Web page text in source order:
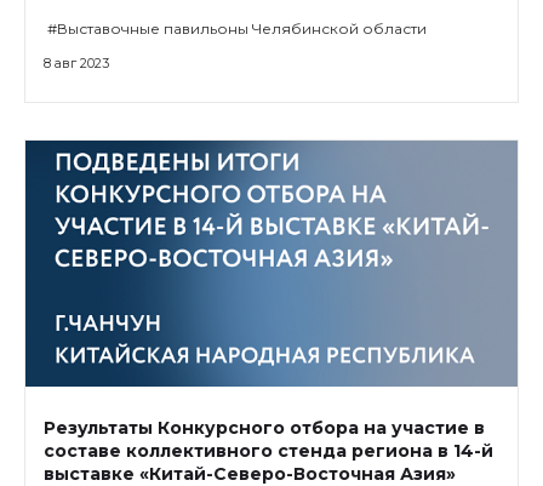
#Выставочные павильоны Челябинской области
8 авг 2023
Результаты Конкурсного отбора на участие в
составе коллективного стенда региона в 14-й
выставке «Китай-Северо-Восточная Азия»